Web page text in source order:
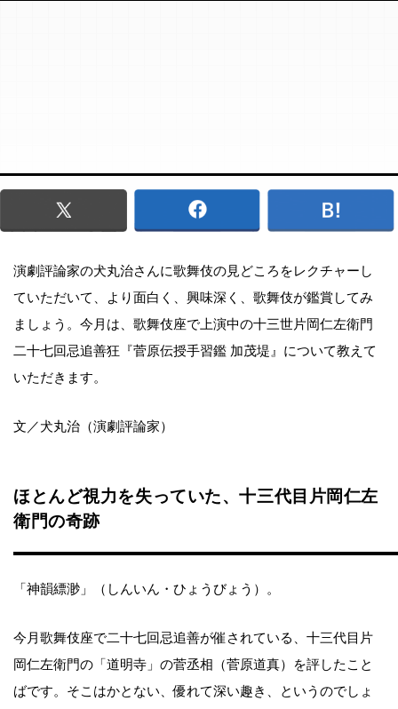
演劇評論家の犬丸治さんに歌舞伎の見どころをレクチャーし
ていただいて、より面白く、興味深く、歌舞伎が鑑賞してみ
ましょう。今月は、歌舞伎座で上演中の十三世片岡仁左衛門
二十七回忌追善狂『菅原伝授手習鑑 加茂堤』について教えて
いただきます。
文／犬丸治（演劇評論家）
ほとんど視力を失っていた、十三代目片岡仁左
衛門の奇跡
「神韻縹渺」（しんいん・ひょうびょう）。
今月歌舞伎座で二十七回忌追善が催されている、十三代目片
岡仁左衛門の「道明寺」の菅丞相（菅原道真）を評したこと
ばです。そこはかとない、優れて深い趣き、というのでしょ